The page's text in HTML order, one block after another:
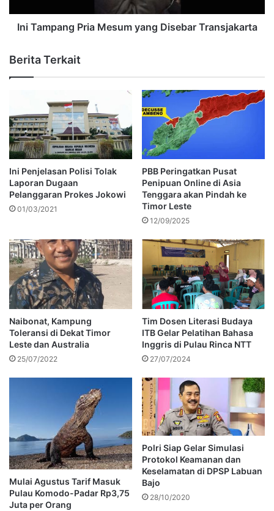
Ini Tampang Pria Mesum yang Disebar Transjakarta
Berita Terkait
Ini Penjelasan Polisi Tolak
Laporan Dugaan
Pelanggaran Prokes Jokowi
01/03/2021
PBB Peringatkan Pusat
Penipuan Online di Asia
Tenggara akan Pindah ke
Timor Leste
12/09/2025
Naibonat, Kampung
Toleransi di Dekat Timor
Leste dan Australia
25/07/2022
Tim Dosen Literasi Budaya
ITB Gelar Pelatihan Bahasa
Inggris di Pulau Rinca NTT
27/07/2024
Mulai Agustus Tarif Masuk
Pulau Komodo-Padar Rp3,75
Juta per Orang
Polri Siap Gelar Simulasi
Protokol Keamanan dan
Keselamatan di DPSP Labuan
Bajo
28/10/2020